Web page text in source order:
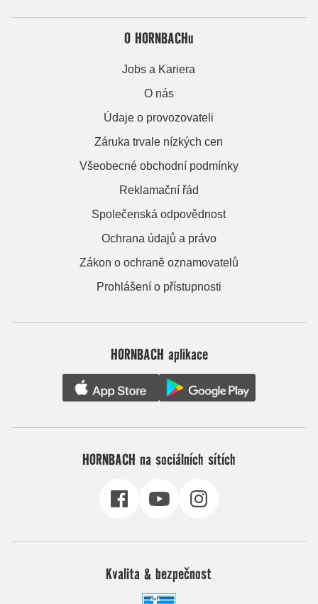
O HORNBACHu
Jobs a Kariera
O nás
Údaje o provozovateli
Záruka trvale nízkých cen
Všeobecné obchodní podmínky
Reklamační řád
Společenská odpovědnost
Ochrana údajů a právo
Zákon o ochraně oznamovatelů
Prohlášení o přístupnosti
HORNBACH aplikace
HORNBACH na sociálních sítích
Kvalita & bezpečnost